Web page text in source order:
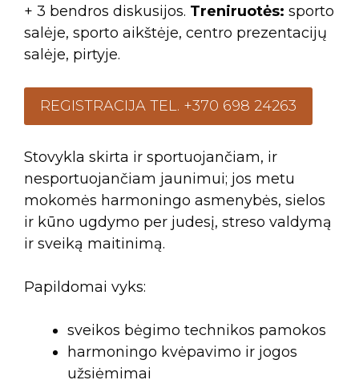
+ 3 bendros diskusijos. Treniruotės: sporto
salėje, sporto aikštėje, centro prezentacijų
salėje, pirtyje.
REGISTRACIJA TEL. +370 698 24263
Stovykla skirta ir sportuojančiam, ir
nesportuojančiam jaunimui; jos metu
mokomės harmoningo asmenybės, sielos
ir kūno ugdymo per judesį, streso valdymą
ir sveiką maitinimą.
Papildomai vyks:
sveikos bėgimo technikos pamokos
harmoningo kvėpavimo ir jogos
užsiėmimai